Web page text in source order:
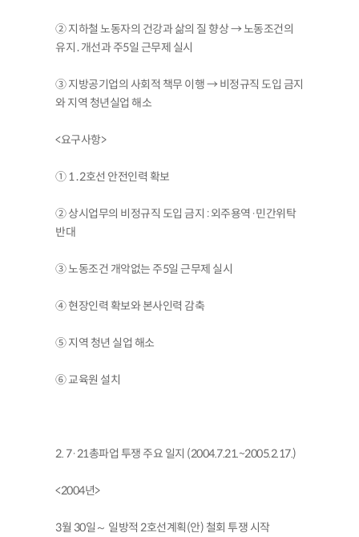
② 지하철 노동자의 건강과 삶의 질 향상 → 노동조건의
유지․개선과 주5일 근무제 실시
③ 지방공기업의 사회적 책무 이행 → 비정규직 도입 금지
와 지역 청년실업 해소
<요구사항>
① 1․2호선 안전인력 확보
② 상시업무의 비정규직 도입 금지 : 외주용역·민간위탁
반대
③ 노동조건 개악없는 주5일 근무제 실시
④ 현장인력 확보와 본사인력 감축
⑤ 지역 청년 실업 해소
⑥ 교육원 설치
2. 7·21총파업 투쟁 주요 일지 (2004.7.21.~2005.2.17.)
<2004년>
3월 30일～ 일방적 2호선계획(안) 철회 투쟁 시작